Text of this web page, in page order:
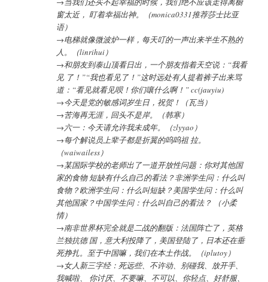
窗太近， 盯着幸福出神。（monica0331推荐莎士比亚
语）
→电梯就像微波炉一样，每天叮的一声出来半生不熟的
人。（linrihui）
→和朋友到泰山顶看日出，一个朋友指着天空说：“我看
见 了！”“我也看见了！”这时远处有人提着裤子出来骂
道：“看见就看见呗！你们嚷什么啊！” cc(jauyiu)
→今天是党的敏感词岁生日，祝贺！（瓦当）
→苦海再无涯，回头不是岸。（韩寒）
→六一：今天请允许我未成年。（zlyyao）
→每个解说员上辈子都是折翼的呜呜祖 拉。
（waiwailess）
→某国际学校的老师出了一道开放性问题：你对其他国
家的食物 短缺有什么自己的看法？非洲学生问：什么叫
食物？欧洲学生问：什么叫短缺？美国学生问：什么叫
其他国家？中国学生问：什么叫自己的看法？ （小柔
情）
→南非世界杯完全就是二战的翻版：法国阵亡了，英格
兰独抗德 国，意大利投降了，美国登陆了，日本还在垂
死挣扎。至于中国嘛，我们在本土作战。（iplutoy）
→女人新三字经：死远些、不许动、别碰我、放开手、
我喊啦、 你讨厌、不要嘛、不可以、你轻点、好舒服、